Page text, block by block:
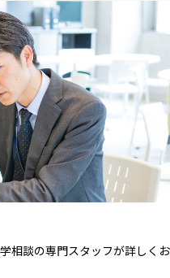
相談の専門スタッフが詳しくお